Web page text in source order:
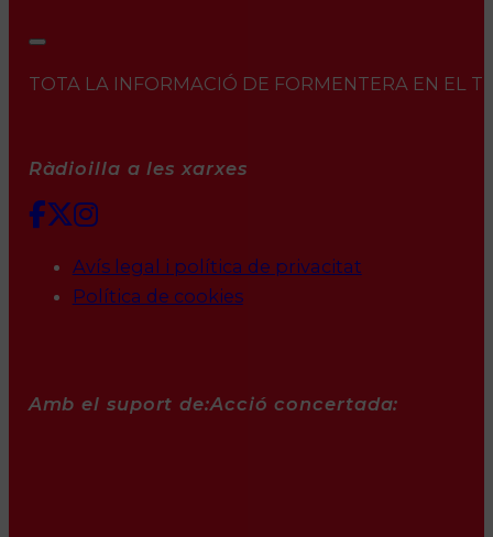
TOTA LA INFORMACIÓ DE FORMENTERA EN EL
Ràdioilla a les xarxes
Avís legal i política de privacitat
Política de cookies
Amb el suport de:Acció concertada: